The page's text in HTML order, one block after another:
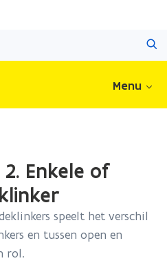
Menu
Enkele of
speelt het verschil
en tussen open en
rol.